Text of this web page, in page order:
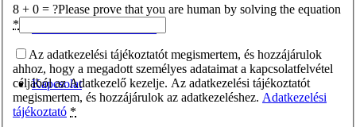
Kapcsolat
8 + 0 = ?Please prove that you are human by solving the equation
*
Az adatkezelési tájékoztatót megismertem, és hozzájárulok
ahhoz, hogy a megadott személyes adataimat a kapcsolatfelvétel
céljából az Adatkezelő kezelje. Az adatkezelési tájékoztatót
megismertem, és hozzájárulok az adatkezeléshez. Adatkezelési
tájékoztató *